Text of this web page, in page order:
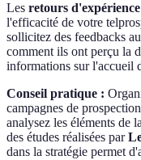
Les retours d'expérience
l'efficacité de votre
sollicitez des feedbacks
comment ils ont perçu la
informations sur l'accueil
Conseil pratique :
campagnes de
analysez les éléments de
des études réalisées par
dans la stratégie permet